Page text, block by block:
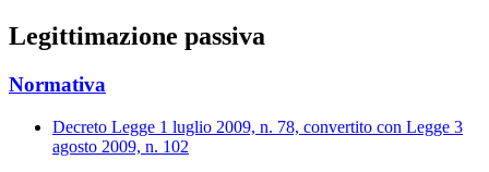
Legittimazione passiva
Normativa
Decreto Legge 1 luglio 2009, n. 78, convertito con Legge 3
agosto 2009, n. 102